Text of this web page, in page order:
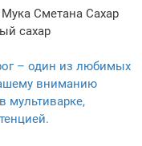
Мука Сметана Сахар
сахар
– один из любимых
вниманию
мультиварке,